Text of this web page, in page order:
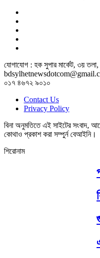
যোগাযোগ : হক সুপার মার্কেট, ৩য় তলা,
০১৭ ৪৬৭২ ৯০১০
Contact Us
Privacy Policy
বিনা অনুমতিতে এই সাইটের সংবাদ,
কোথাও প্রকাশ করা সম্পুর্ন বেআইনি।
শিরোনাম